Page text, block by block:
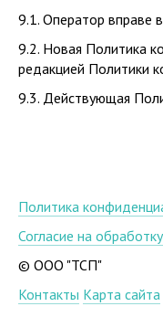
9.1. Оператор вправе
9.2. Новая Политика
редакцией Политики
9.3. Действующая
Политика
Согласие на
© ООО "ТСП"
Контакты Карта сайта